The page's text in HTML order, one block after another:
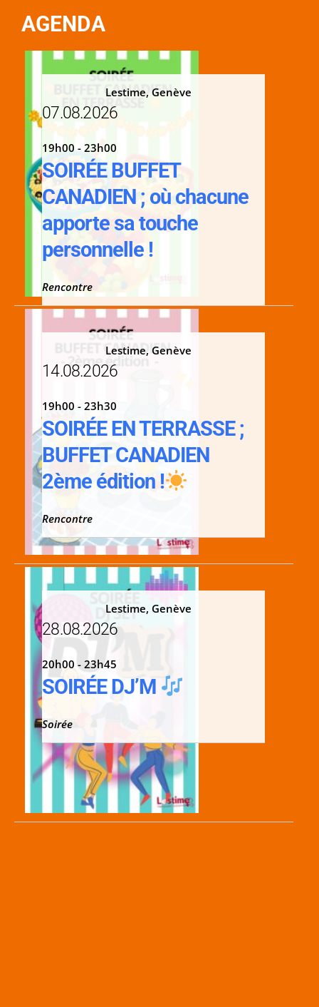
AGENDA
Lestime, Genève
07.08.2026
19h00 - 23h00
SOIRÉE BUFFET
CANADIEN ; où chacune
apporte sa touche
personnelle !
Rencontre
Lestime, Genève
14.08.2026
19h00 - 23h30
SOIRÉE EN TERRASSE ;
BUFFET CANADIEN
2ème édition !
Rencontre
Lestime, Genève
28.08.2026
20h00 - 23h45
SOIRÉE DJ’M
Soirée